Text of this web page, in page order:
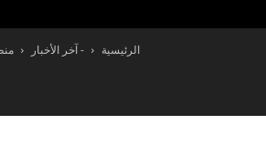
الرئيسية - آخر الأخبار